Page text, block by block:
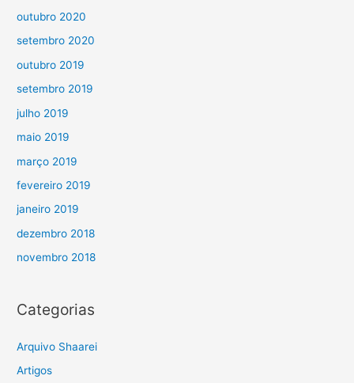
outubro 2020
setembro 2020
outubro 2019
setembro 2019
julho 2019
maio 2019
março 2019
fevereiro 2019
janeiro 2019
dezembro 2018
novembro 2018
Categorias
Arquivo Shaarei
Artigos